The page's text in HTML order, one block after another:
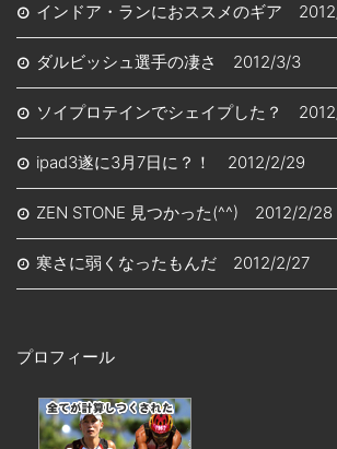
インドア・ランにおススメのギア
ダルビッシュ選手の凄さ 2012/3/3
ソイプロテインでシェイプした？
ipad3遂に3月7日に？！ 2012/2/29
ZEN STONE 見つかった(^^) 2012/2/28
寒さに弱くなったもんだ 2012/2/27
プロフィール